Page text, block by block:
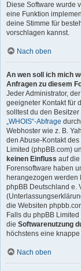
Diese Software wurde
eine Funktion
deine Stimme für
vorschlagen kannst.
Nach oben
An wen soll ich mich
Anfragen zu diesem
Jeder Administrator,
geeigneter Kontakt für
solltest du den
„WHOIS“-Abfrage
Webhoster wie z. B.
den Abuse-Kontakt
Limited (phpBB.com)
keinen Einfluss auf
Forensoftware haben
herangezogen werden
phpBB Deutschland e.
die Websiten
Falls du phpBB
die Softwarenutzung
höchstens eine
Nach oben